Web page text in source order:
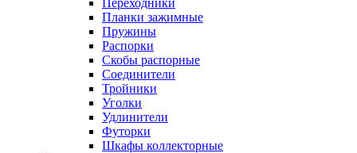
Переходники
Планки зажимные
Пружины
Распорки
Скобы распорные
Соединители
Тройники
Уголки
Удлинители
Футорки
Шкафы коллекторные